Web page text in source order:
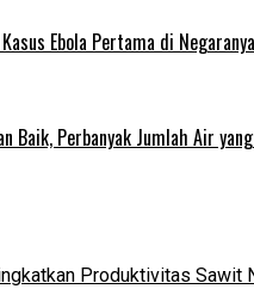
Ebola Pertama di Negaranya
Baik, Perbanyak Jumlah Air
Produktivitas Sawit